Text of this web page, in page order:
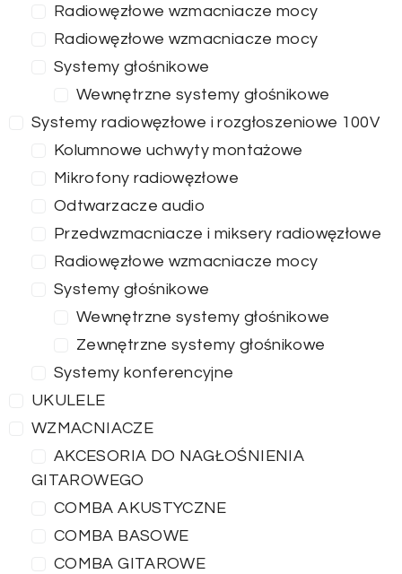
Radiowęzłowe wzmacniacze mocy
Radiowęzłowe wzmacniacze mocy
Systemy głośnikowe
Wewnętrzne systemy głośnikowe
Systemy radiowęzłowe i rozgłoszeniowe 100V
Kolumnowe uchwyty montażowe
Mikrofony radiowęzłowe
Odtwarzacze audio
Przedwzmacniacze i miksery radiowęzłowe
Radiowęzłowe wzmacniacze mocy
Systemy głośnikowe
Wewnętrzne systemy głośnikowe
Zewnętrzne systemy głośnikowe
Systemy konferencyjne
UKULELE
WZMACNIACZE
AKCESORIA DO NAGŁOŚNIENIA
GITAROWEGO
COMBA AKUSTYCZNE
COMBA BASOWE
COMBA GITAROWE